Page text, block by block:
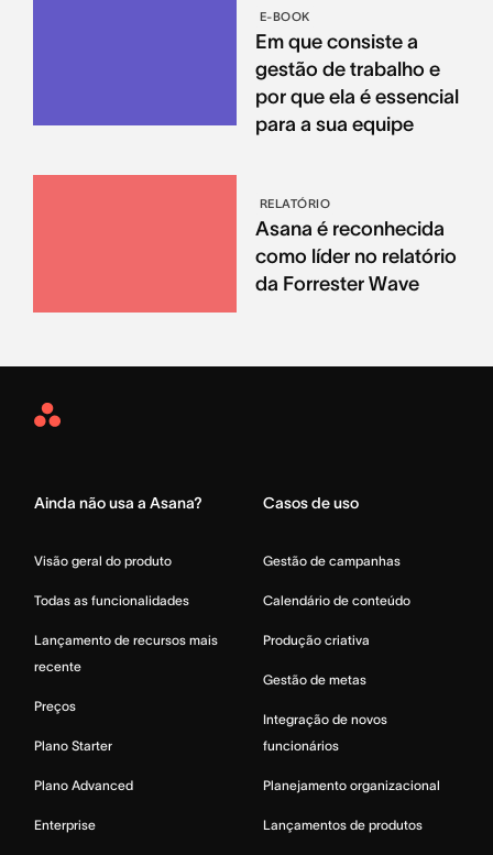
E-BOOK
Em que consiste a
gestão de trabalho e
por que ela é essencial
para a sua equipe
RELATÓRIO
Asana é reconhecida
como líder no relatório
da Forrester Wave
Asana
Ainda não usa a Asana?
Visão geral do produto
Todas as funcionalidades
Lançamento de recursos mais
recente
Preços
Plano Starter
Plano Advanced
Enterprise
Casos de uso
Gestão de campanhas
Calendário de conteúdo
Produção criativa
Gestão de metas
Integração de novos
funcionários
Planejamento organizacional
Lançamentos de produtos